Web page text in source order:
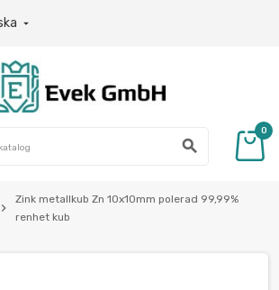

search
0
chevron_right
Zink metallkub Zn 10x10mm polerad 99,99%
renhet kub